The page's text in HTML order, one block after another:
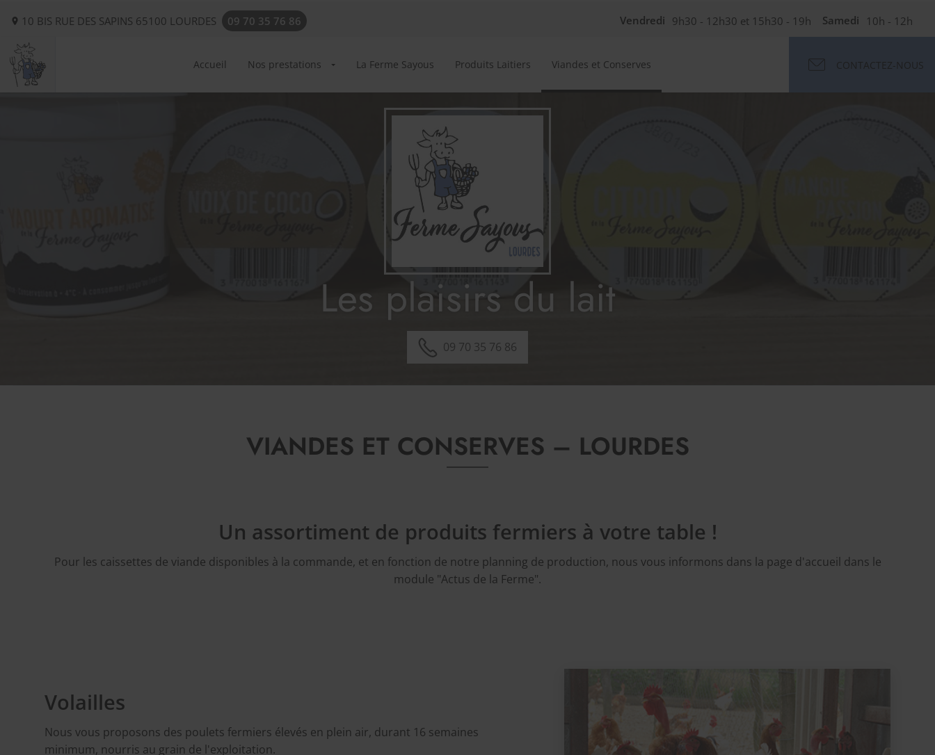
Les plaisirs du lait
10 BIS RUE DES SAPINS 65100 LOURDES 09 70 35 76 86 Vendredi 9h30 - 12h30 et 15h30 - 19h Samedi 10h - 12h
09 70 35 76 86
Accueil Nos prestations La Ferme Sayous Produits Laitiers Viandes et Conserves CONTACTEZ-NOUS
VIANDES ET CONSERVES – LOURDES
Un assortiment de produits fermiers à votre table !
Pour les caissettes de viande disponibles à la commande, et en fonction de notre planning de production, nous vous informons dans la page d'accueil dans le
module "Actus de la Ferme".
Volailles
Nous vous proposons des poulets fermiers élevés en plein air, durant 16 semaines
minimum, nourris au grain de l'exploitation.